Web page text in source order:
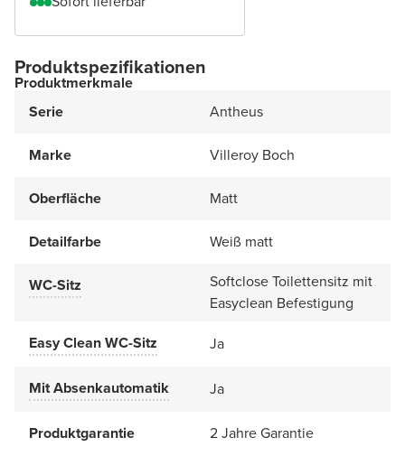
Produktspezifikationen
Produktmerkmale
Serie
Antheus
Marke Villeroy Boch
Oberfläche Matt
Detailfarbe Weiß matt
WC-Sitz
Softclose Toilettensitz mit
Easyclean Befestigung
Easy Clean WC-Sitz
Ja
Mit Absenkautomatik Ja
Produktgarantie
2 Jahre Garantie